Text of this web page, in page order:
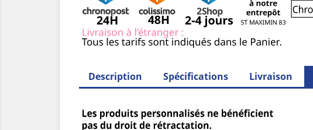
Description Spécifications Livraison